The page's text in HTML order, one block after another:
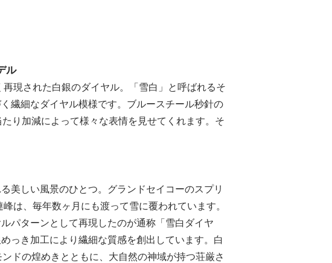
ル
現された白銀のダイヤル。「雪白」と呼ばれるそ
繊細なダイヤル模様です。ブルースチール秒針の
り加減によって様々な表情を見せてくれます。そ
美しい風景のひとつ。グランドセイコーのスプリ
は、毎年数ヶ月にも渡って雪に覆われています。
パターンとして再現したのが通称「雪白ダイヤ
っき加工により繊細な質感を創出しています。白
ドの煌めきとともに、大自然の神域が持つ荘厳さ